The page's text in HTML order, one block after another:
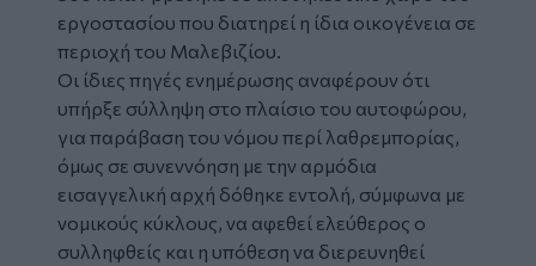
εργοστασίου που διατηρεί η ίδια οικογένεια σε
περιοχή του Μαλεβιζίου.
Οι ίδιες πηγές ενημέρωσης αναφέρουν ότι
υπήρξε σύλληψη στο πλαίσιο του αυτοφώρου,
για παράβαση του νόμου περί λαθρεμπορίας,
όμως σε συνεννόηση με την αρμόδια
εισαγγελική αρχή δόθηκε εντολή, σύμφωνα με
νομικούς κύκλους, να αφεθεί ελεύθερος ο
συλληφθείς και η υπόθεση να διερευνηθεί